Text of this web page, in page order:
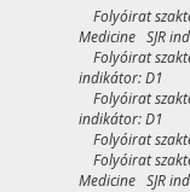
Folyóirat
Medicine SJR
Folyóirat
indikátor: D1
Folyóirat
indikátor: D1
Folyóirat
Folyóirat
Medicine SJR